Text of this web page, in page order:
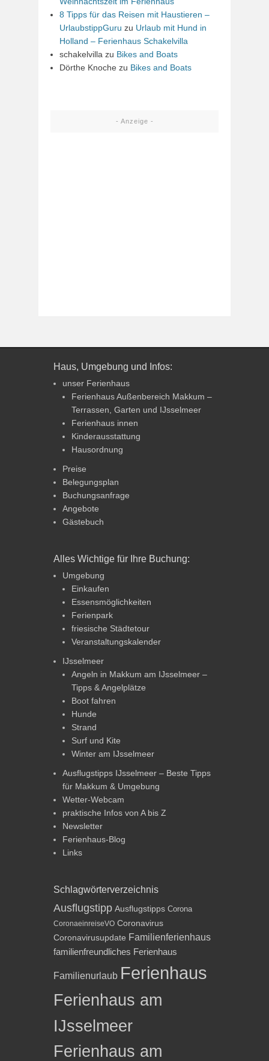
8 Tipps für das Reisen mit Haustieren –
UrlaubstippGuru zu Urlaub mit Hund in
Holland – Ferienhaus Schakelvilla
schakelvilla zu Bikes and Boats
Dörthe Knoche zu Bikes and Boats
- Anzeige -
Haus, Umgebung und Infos:
unser Ferienhaus
Ferienhaus Außenbereich Makkum –
Terrassen, Garten und IJsselmeer
Ferienhaus innen
Kinderausstattung
Hausordnung
Preise
Belegungsplan
Buchungsanfrage
Angebote
Gästebuch
Alles Wichtige für Ihre Buchung:
Umgebung
Einkaufen
Essensmöglichkeiten
Ferienpark
friesische Städtetour
Veranstaltungskalender
IJsselmeer
Angeln in Makkum am IJsselmeer –
Tipps & Angelplätze
Boot fahren
Hunde
Strand
Surf und Kite
Winter am IJsselmeer
Ausflugstipps IJsselmeer – Beste Tipps
für Makkum & Umgebung
Wetter-Webcam
praktische Infos von A bis Z
Newsletter
Ferienhaus-Blog
Links
Schlagwörterverzeichnis
Ausflugstipp Ausflugstipps Corona
CoronaeinreiseVO Coronavirus
Coronavirusupdate Familienferienhaus
familienfreundliches Ferienhaus
Familienurlaub Ferienhaus
Ferienhaus am
IJsselmeer
Ferienhaus am